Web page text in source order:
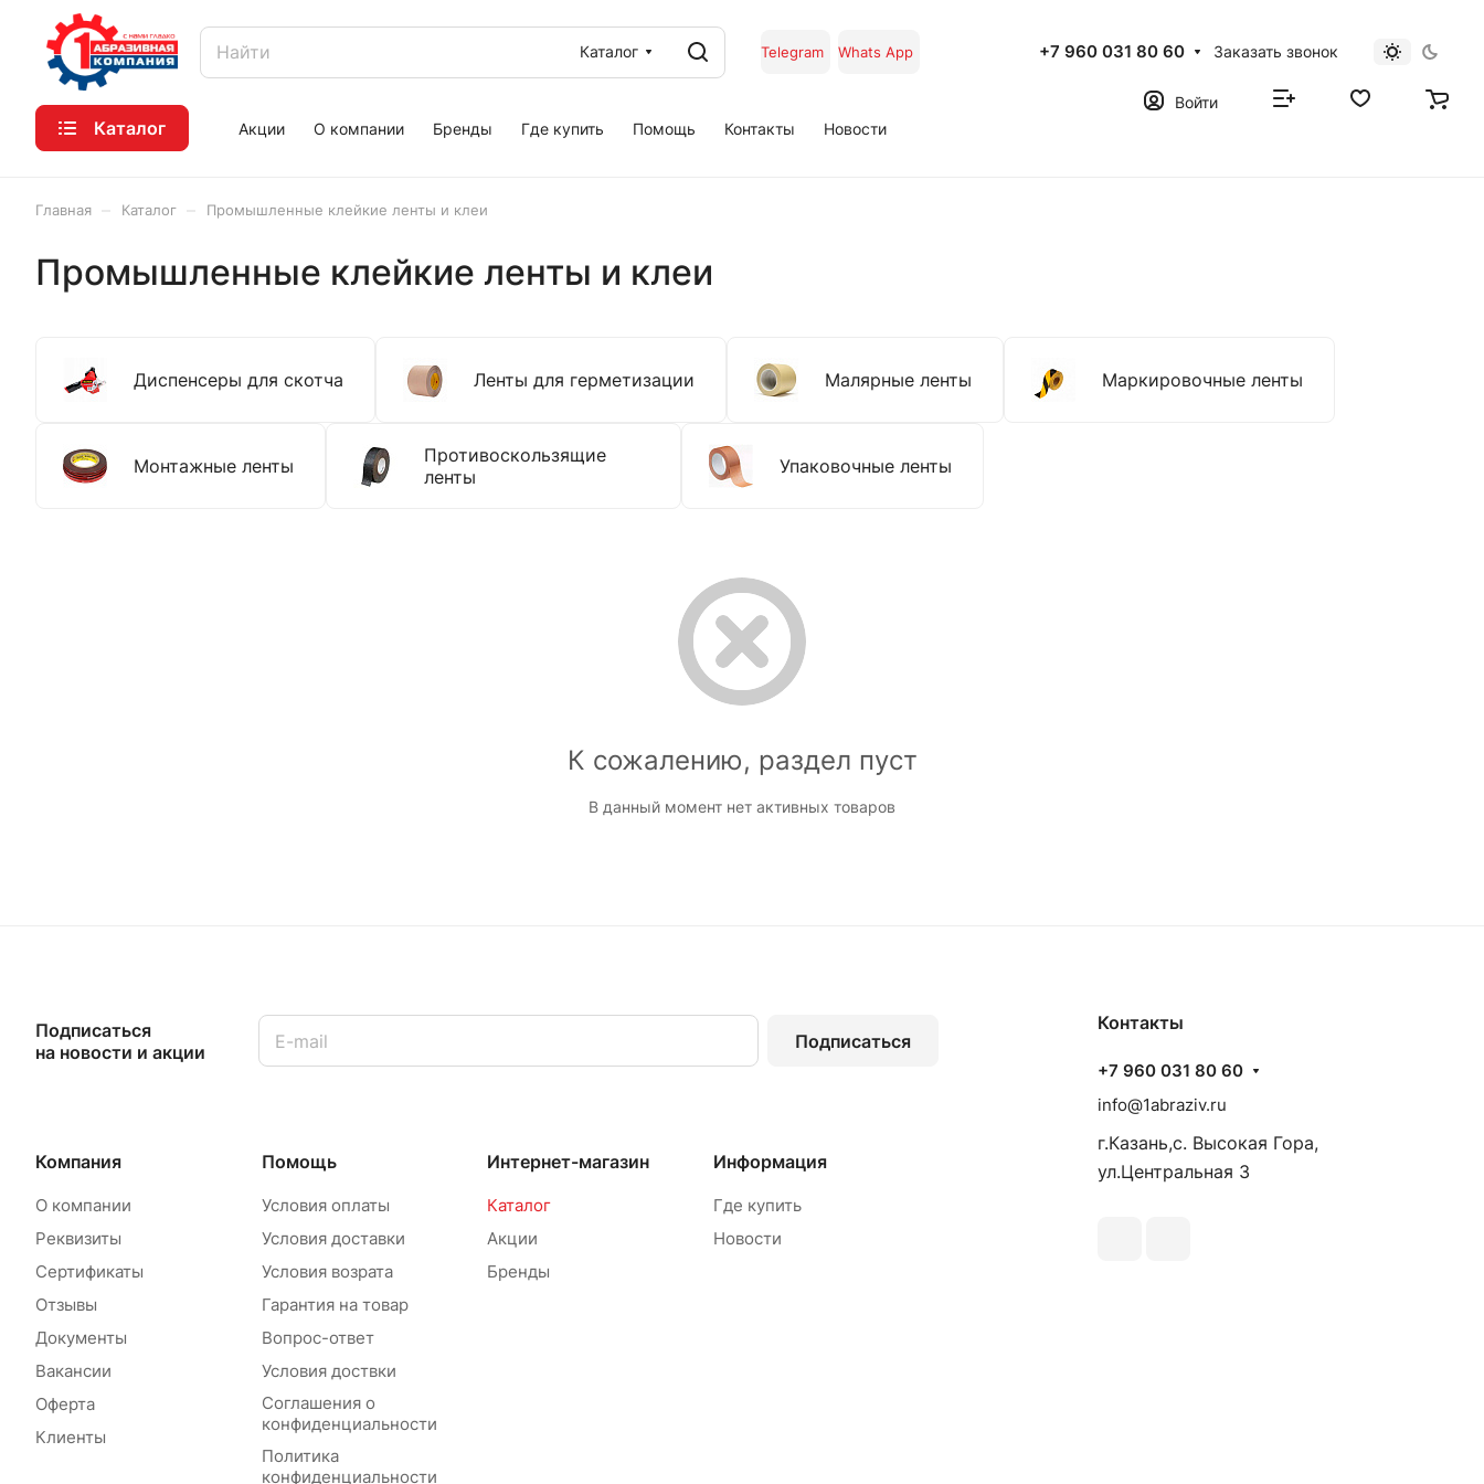
Каталог Telegram Whats App +7 960 031 80 60 Заказать звонок
Каталог Акции О компании Бренды Где купить Помощь Контакты Новости
Войти
Главная Каталог Промышленные клейкие ленты и клеи
Промышленные клейкие ленты и клеи
Диспенсеры для скотча Ленты для герметизации Малярные ленты Маркировочные ленты
Монтажные ленты
Противоскользящие
ленты
Упаковочные ленты
К сожалению, раздел пуст
В данный момент нет активных товаров
Подписаться
на новости и акции
Подписаться
Компания
О компании
Реквизиты
Сертификаты
Отзывы
Документы
Вакансии
Оферта
Клиенты
Помощь
Условия оплаты
Условия доставки
Условия возрата
Гарантия на товар
Вопрос-ответ
Условия доствки
Соглашения о
конфиденциальности
Политика
конфиденциальности
Интернет-магазин
Каталог
Акции
Бренды
Информация
Где купить
Новости
Контакты
+7 960 031 80 60
info@1abraziv.ru
г.Казань,с. Высокая Гора,
ул.Центральная 3